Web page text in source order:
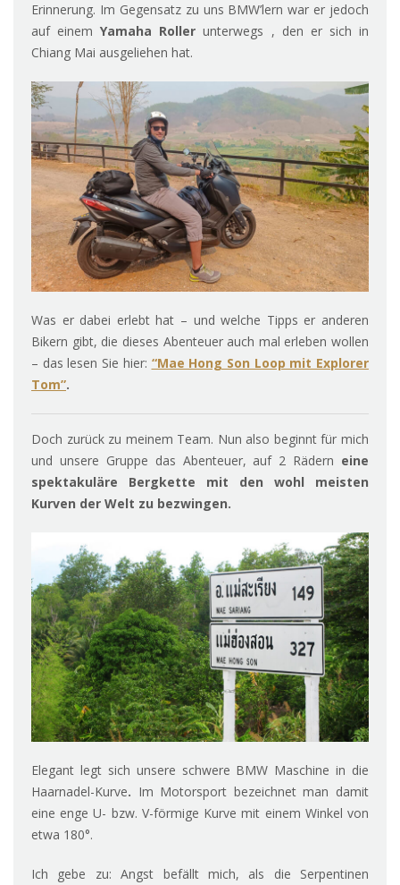
Erinnerung. Im Gegensatz zu uns BMW’lern war er jedoch
auf einemYamaha Roller unterwegs , den er sich in
Chiang Mai ausgeliehen hat.
Was er dabei erlebt hat – und welche Tipps er anderen
Bikern gibt, die dieses Abenteuer auch mal erleben wollen
– das lesen Sie hier: “Mae Hong Son Loop mit Explorer
Tom”.
Doch zurück zu meinem Team. Nun also beginnt für mich
und unsere Gruppe das Abenteuer, auf 2 Rädern eine
spektakuläre Bergkette mit den wohl meisten
Kurven der Welt zu bezwingen.
Elegant legt sich unsere schwere BMW Maschine in die
Haarnadel-Kurve. Im Motorsport bezeichnet man damit
eine enge U- bzw. V-förmige Kurve mit einem Winkel von
etwa 180°.
Ich gebe zu: Angst befällt mich, als die Serpentinen